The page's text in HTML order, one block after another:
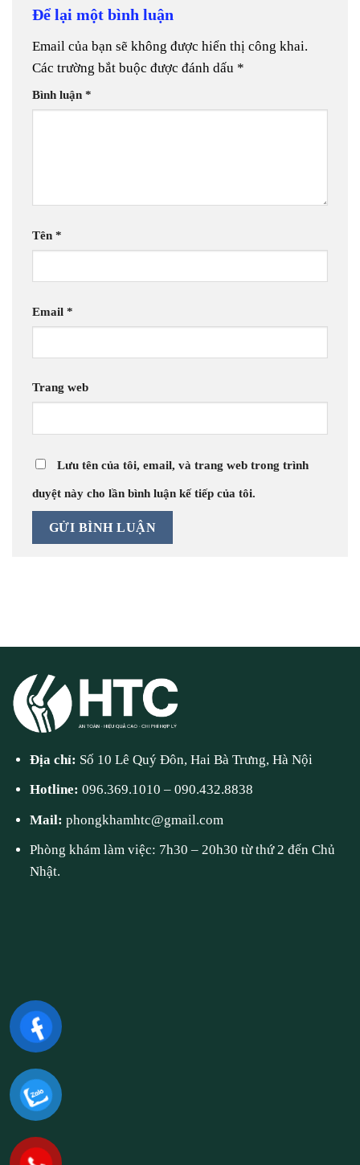
Để lại một bình luận
Email của bạn sẽ không được hiển thị công khai.
Các trường bắt buộc được đánh dấu *
Bình luận *
Tên *
Email *
Trang web
Lưu tên của tôi, email, và trang web trong trình
duyệt này cho lần bình luận kế tiếp của tôi.
Địa chỉ: Số 10 Lê Quý Đôn, Hai Bà Trưng, Hà Nội
Hotline:096.369.1010 –090.432.8838
Mail:phongkhamhtc@gmail.com
Phòng khám làm việc: 7h30 – 20h30 từ thứ 2 đến Chủ
Nhật.